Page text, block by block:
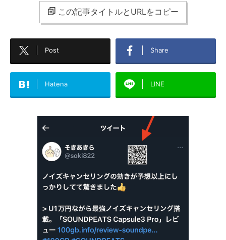
この記事タイトルとURLをコピー
Post Share
Hatena LINE